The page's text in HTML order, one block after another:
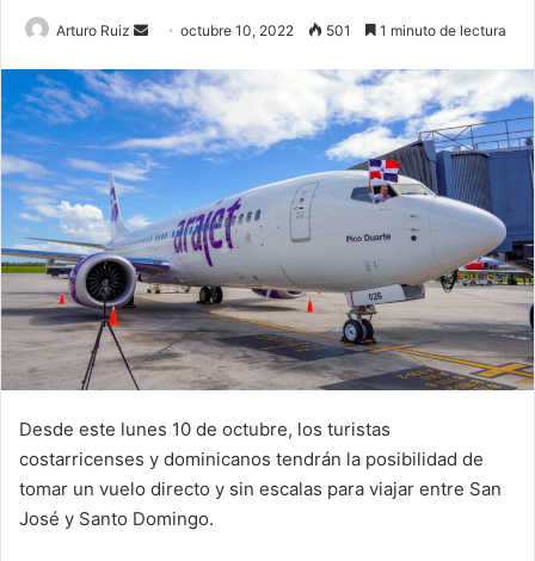
Arturo Ruiz
Send
email
octubre 10, 2022 501 1 minuto de lectura
Desde este lunes 10 de octubre, los turistas
costarricenses y dominicanos tendrán la posibilidad de
tomar un vuelo directo y sin escalas para viajar entre San
José y Santo Domingo.